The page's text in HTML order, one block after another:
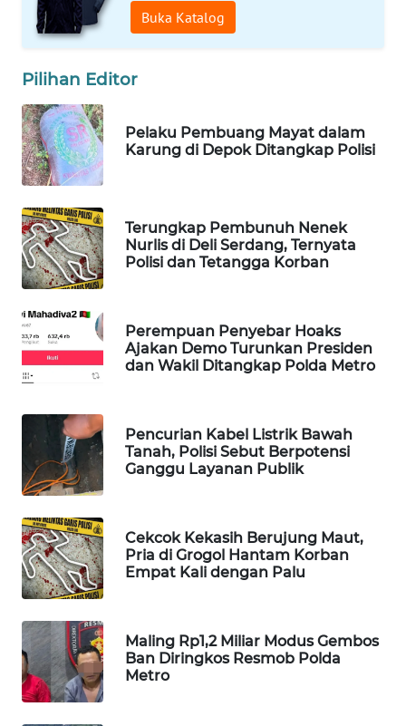
Buka Katalog
Pilihan Editor
Pelaku Pembuang Mayat dalam
Karung di Depok Ditangkap Polisi
Terungkap Pembunuh Nenek
Nurlis di Deli Serdang, Ternyata
Polisi dan Tetangga Korban
Perempuan Penyebar Hoaks
Ajakan Demo Turunkan Presiden
dan Wakil Ditangkap Polda Metro
Pencurian Kabel Listrik Bawah
Tanah, Polisi Sebut Berpotensi
Ganggu Layanan Publik
Cekcok Kekasih Berujung Maut,
Pria di Grogol Hantam Korban
Empat Kali dengan Palu
Maling Rp1,2 Miliar Modus Gembos
Ban Diringkos Resmob Polda
Metro
ID
NEWS
CILEUNGSI
NEWS
NEWS
BERAMPU
NEWS
ANUGERAH
NEWS
ID
PERAPKI
NEWS
SONYA
ASA
NEWS